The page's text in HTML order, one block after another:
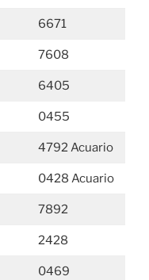
6671
7608
6405
0455
4792 Acuario
0428 Acuario
7892
2428
0469